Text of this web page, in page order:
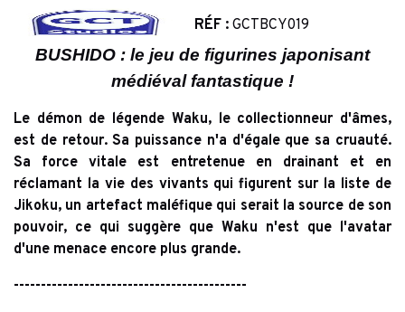
RÉF : GCTBCY019
BUSHIDO : le jeu de figurines japonisant
médiéval fantastique !
Le démon de légende Waku, le collectionneur d'âmes,
est de retour. Sa puissance n'a d'égale que sa cruauté.
Sa force vitale est entretenue en drainant et en
réclamant la vie des vivants qui figurent sur la liste de
Jikoku, un artefact maléfique qui serait la source de son
pouvoir, ce qui suggère que Waku n'est que l'avatar
d'une menace encore plus grande.
-------------------------------------------